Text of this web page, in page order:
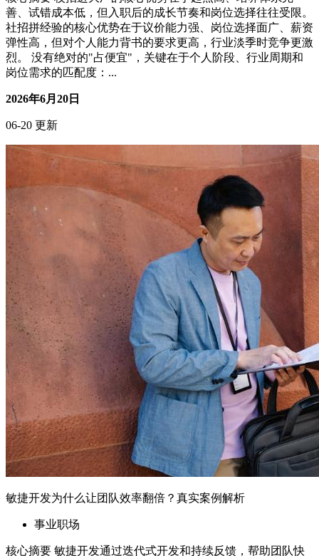
事业职场
核心摘要 校招进大厂的核心优势在于起点高、培养体系完
善、试错成本低，但入职后的成长节奏和岗位选择往往受限。
社招拼经验的核心优势在于议价能力强、岗位选择面广、薪资
弹性高，但对个人能力背书的要求更高，行业淡季时竞争更激
烈。 没有绝对的"占便宜"，关键在于个人阶段、行业周期和
06-20 更新
敏捷开发为什么让团队效率翻倍？真实案例解析